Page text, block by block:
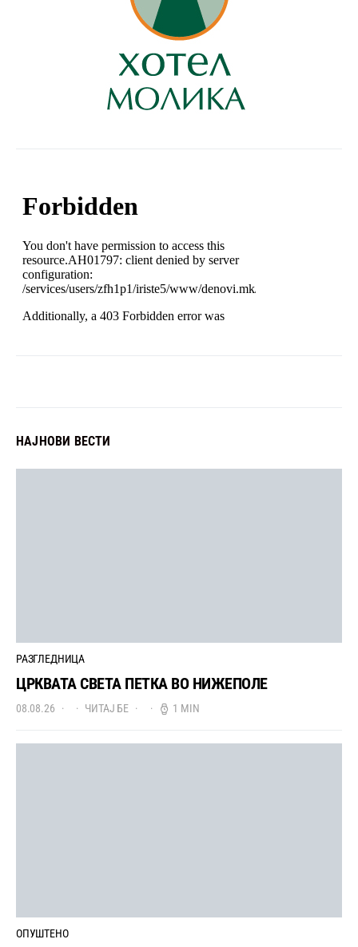
НАЈНОВИ ВЕСТИ
РАЗГЛЕДНИЦА
ЦРКВАТА СВЕТА ПЕТКА ВО НИЖЕПОЛЕ
08.08.26 ЧИТАЈ БЕ 1 MIN
ОПУШТЕНО